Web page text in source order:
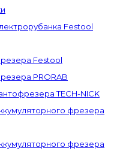
Festool
Festool
PRORAB
TECH-NICK
фрезера
фрезера